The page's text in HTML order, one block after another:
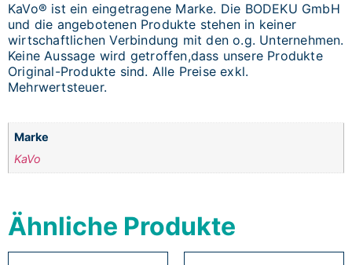
KaVo® ist ein eingetragene Marke. Die BODEKU GmbH
und die angebotenen Produkte stehen in keiner
wirtschaftlichen Verbindung mit den o.g. Unternehmen.
Keine Aussage wird getroffen,dass unsere Produkte
Original-Produkte sind. Alle Preise exkl.
Mehrwertsteuer.
Marke
KaVo
Ähnliche Produkte